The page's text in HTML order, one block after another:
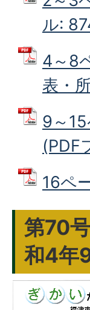
ル:
4～8
表・
9～
(PDF
16ペ
第70
和4年